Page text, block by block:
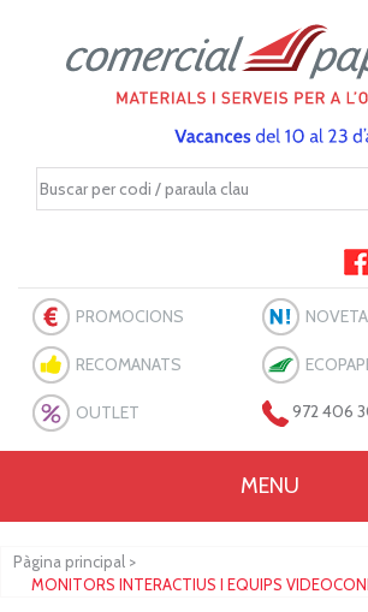
PROMOCIONS
RECOMANATS
OUTLET 972 406
MENU
Pàgina principal >
MONITORS INTERACTIUS I EQUIPS